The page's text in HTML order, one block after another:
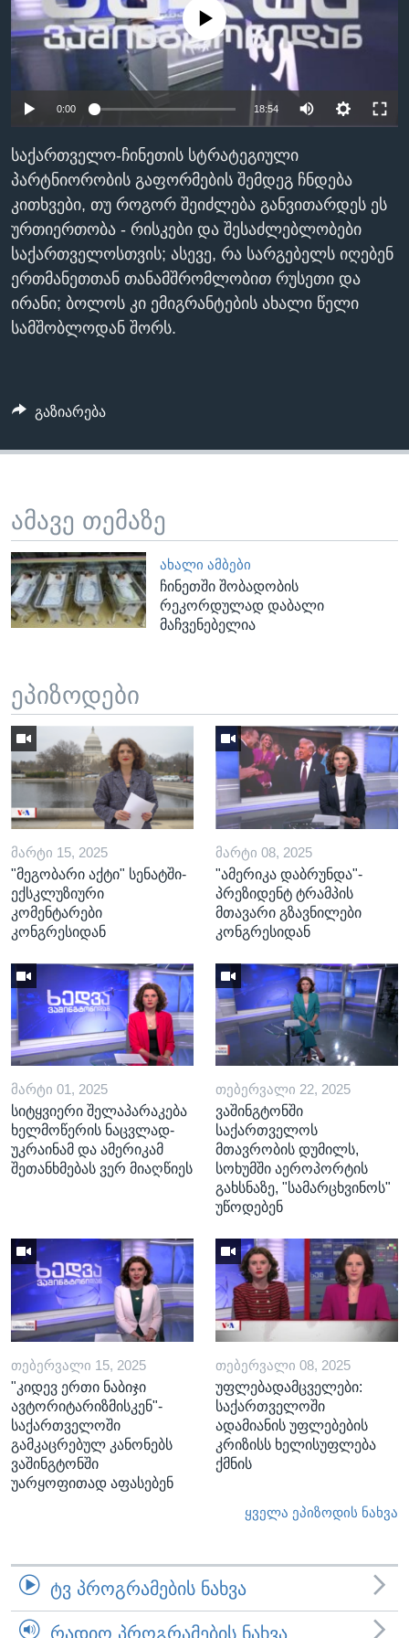
ᲡᲢᲣᲓᲘᲐ ᲕᲐᲨᲘᲜᲒᲢᲝᲜᲘ
ᲔᲙᲝᲜᲝᲛᲘᲙᲐ
ᲯᲐᲜᲛᲠᲗᲔᲚᲝᲑᲐ
ᲘᲜᲢᲔᲠᲕᲘᲣ
ᲙᲣᲚᲢᲣᲠᲐ
ᲒᲐᲚᲘᲚᲔᲝ
ᲓᲔᲖᲘᲜᲤᲝᲠᲛᲐᲪᲘᲐ
Learning English
ენები
No media source currently available
0:00 18:54
საქართველო-ჩინეთის სტრატეგიული
პარტნიორობის გაფორმების შემდეგ ჩნდება
კითხვები, თუ როგორ შეიძლება განვითარდეს ეს
ურთიერთობა - რისკები და შესაძლებლობები
საქართველოსთვის; ასევე, რა სარგებელს იღებენ
ერთმანეთთან თანამშრომლობით რუსეთი და
ირანი; ბოლოს კი ემიგრანტების ახალი წელი
სამშობლოდან შორს.
გაზიარება
ამავე თემაზე
ᲐᲮᲐᲚᲘ ᲐᲛᲑᲔᲑᲘ
ჩინეთში შობადობის
რეკორდულად დაბალი
მაჩვენებელია
ეპიზოდები
ᲛᲐᲠᲢᲘ 15, 2025
"მეგობარი აქტი" სენატში-
ექსკლუზიური
კომენტარები
კონგრესიდან
ᲛᲐᲠᲢᲘ 08, 2025
"ამერიკა დაბრუნდა"-
პრეზიდენტ ტრამპის
მთავარი გზავნილები
კონგრესიდან
ᲛᲐᲠᲢᲘ 01, 2025
სიტყვიერი შელაპარაკება
ხელმოწერის ნაცვლად-
უკრაინამ და ამერიკამ
შეთანხმებას ვერ მიაღწიეს
ᲗᲔᲑᲔᲠᲕᲐᲚᲘ 22, 2025
ვაშინგტონში
საქართველოს
მთავრობის დუმილს,
სოხუმში აეროპორტის
გახსნაზე, "სამარცხვინოს"
უწოდებენ
ᲗᲔᲑᲔᲠᲕᲐᲚᲘ 15, 2025
"კიდევ ერთი ნაბიჯი
ავტორიტარიზმისკენ"-
საქართველოში
გამკაცრებულ კანონებს
ვაშინგტონში
უარყოფითად აფასებენ
ᲗᲔᲑᲔᲠᲕᲐᲚᲘ 08, 2025
უფლებადამცველები:
საქართველოში
ადამიანის უფლებების
კრიზისს ხელისუფლება
ქმნის
ყველა ეპიზოდის ნახვა
ᲢᲕ ᲞᲠᲝᲒᲠᲐᲛᲔᲑᲘᲡ ᲜᲐᲮᲕᲐ
ᲠᲐᲓᲘᲝ ᲞᲠᲝᲒᲠᲐᲛᲔᲑᲘᲡ ᲜᲐᲮᲕᲐ